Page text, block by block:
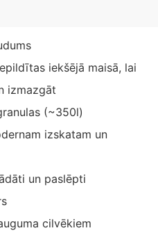
iekšējā maisā, lai
izmazgāt
(~350l)
izskatam un
un paslēpti
cilvēkiem